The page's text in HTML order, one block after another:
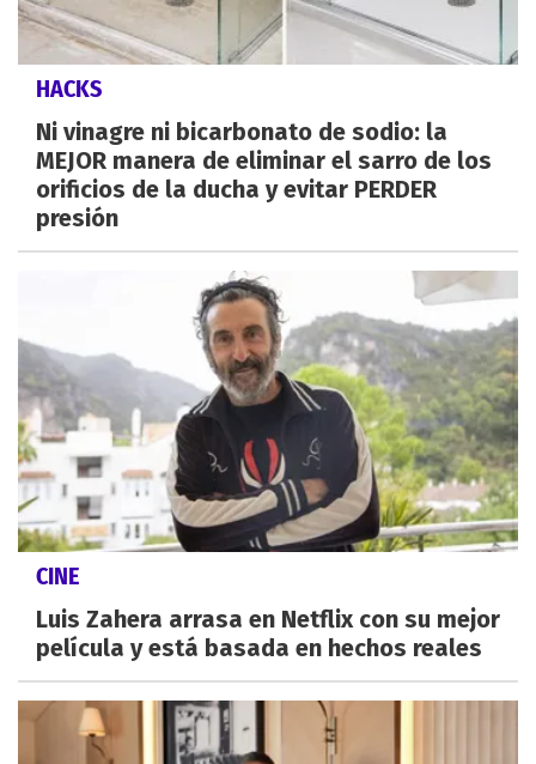
HACKS
Ni vinagre ni bicarbonato de sodio: la
MEJOR manera de eliminar el sarro de los
orificios de la ducha y evitar PERDER
presión
CINE
Luis Zahera arrasa en Netflix con su mejor
película y está basada en hechos reales